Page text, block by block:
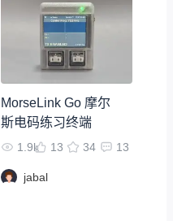
MorseLink Go 摩尔
斯电码练习终端
1.9k 13 34 13
jabal